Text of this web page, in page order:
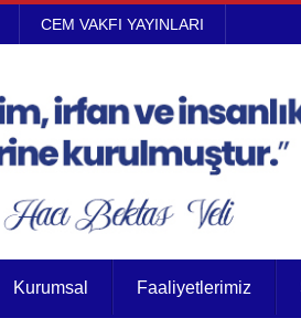
CEM VAKFI YAYINLARI
Kurumsal Faaliyetlerimiz